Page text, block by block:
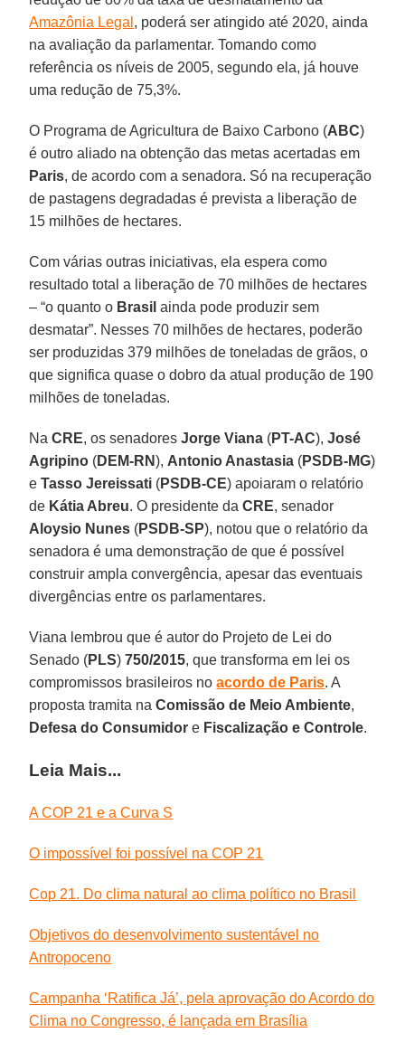
Amazônia Legal , poderá ser atingido até 2020, ainda
na avaliação da parlamentar. Tomando como
referência os níveis de 2005, segundo ela, já houve
uma redução de 75,3%.
O Programa de Agricultura de Baixo Carbono (ABC)
é outro aliado na obtenção das metas acertadas em
Paris, de acordo com a senadora. Só na recuperação
de pastagens degradadas é prevista a liberação de
15 milhões de hectares.
Com várias outras iniciativas, ela espera como
resultado total a liberação de 70 milhões de hectares
– “o quanto o Brasil ainda pode produzir sem
desmatar”. Nesses 70 milhões de hectares, poderão
ser produzidas 379 milhões de toneladas de grãos, o
que significa quase o dobro da atual produção de 190
milhões de toneladas.
NaCRE, os senadoresJorge Viana (PT-AC),José
Agripino (DEM-RN), Antonio Anastasia (PSDB-MG)
eTasso Jereissati (PSDB-CE) apoiaram o relatório
de Kátia Abreu. O presidente daCRE, senador
Aloysio Nunes (PSDB-SP), notou que o relatório da
senadora é uma demonstração de que é possível
construir ampla convergência, apesar das eventuais
divergências entre os parlamentares.
Viana lembrou que é autor do Projeto de Lei do
Senado (PLS)750/2015, que transforma em lei os
compromissos brasileiros noacordo de Paris. A
proposta tramita naComissão de Meio Ambiente,
Defesa do Consumidor e Fiscalização e Controle.
Leia Mais...
A COP 21 e a Curva S
O impossível foi possível na COP 21
Cop 21. Do clima natural ao clima político no Brasil
Objetivos do desenvolvimento sustentável no
Antropoceno
Campanha ‘Ratifica Já’, pela aprovação do Acordo do
Clima no Congresso, é lançada em Brasília